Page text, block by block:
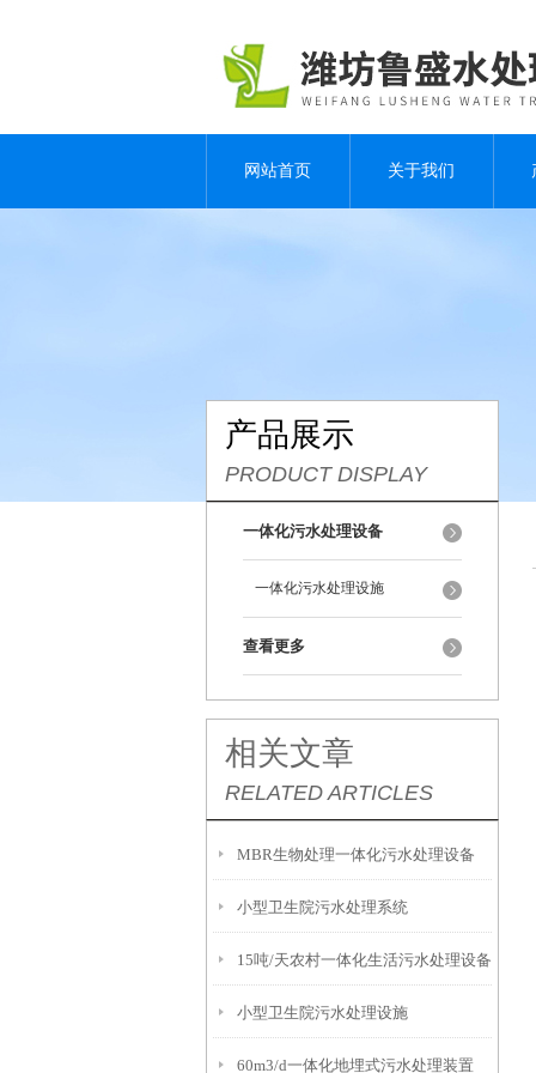
网站首页 关于我们
产品展示
PRODUCT DISPLAY
一体化污水处理设备
一体化污水处理设施
查看更多
相关文章
RELATED ARTICLES
MBR生物处理一体化污水处理设备
小型卫生院污水处理系统
15吨/天农村一体化生活污水处理设备
小型卫生院污水处理设施
60m3/d一体化地埋式污水处理装置